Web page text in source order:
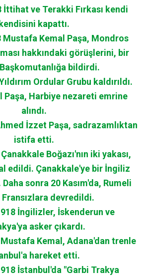
İttihat ve Terakki Fırkası kendi
kendisini kapattı.
Mustafa Kemal Paşa, Mondros
hakkındaki görüşlerini, bir
bildirdi.
Ordular Grubu kaldırıldı.
Paşa, Harbiye nezareti emrine
alındı.
İzzet Paşa, sadrazamlıktan
istifa etti.
Boğazı'nın iki yakası,
edildi. Çanakkale'ye bir İngiliz
sonra 20 Kasım'da, Rumeli
Fransızlara devredildi.
İngilizler, İskenderun ve
asker çıkardı.
Mustafa Kemal, Adana'dan trenle
hareket etti.
İstanbul'da "Garbi Trakya